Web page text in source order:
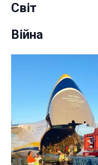
Світ
Війна